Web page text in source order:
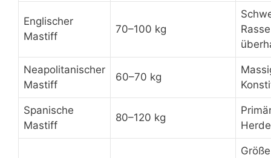
Englischer
Mastiff
70–100 kg
Rasse
Neapolitanischer
Mastiff
60–70 kg
Spanische
Mastiff
80–120 kg
Größe